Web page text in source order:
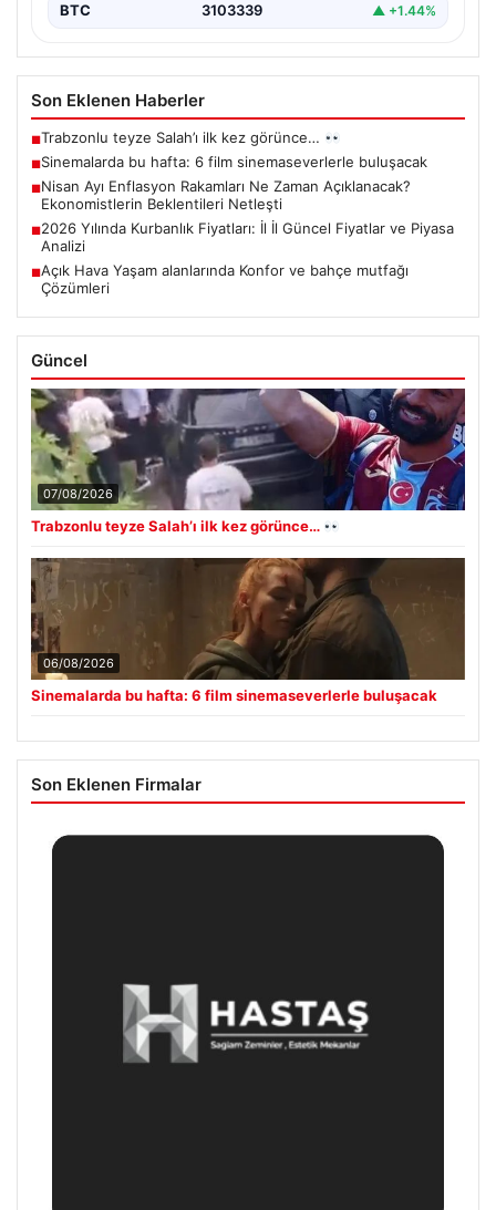
BTC 3103339 ▲ +1.44%
Son Eklenen Haberler
■Trabzonlu teyze Salah’ı ilk kez görünce…
■Sinemalarda bu hafta: 6 film sinemaseverlerle buluşacak
■Nisan Ayı Enflasyon Rakamları Ne Zaman Açıklanacak?
Ekonomistlerin Beklentileri Netleşti
■2026 Yılında Kurbanlık Fiyatları: İl İl Güncel Fiyatlar ve Piyasa
Analizi
■Açık Hava Yaşam alanlarında Konfor ve bahçe mutfağı
Çözümleri
Güncel
07/08/2026
Trabzonlu teyze Salah’ı ilk kez görünce…
06/08/2026
Sinemalarda bu hafta: 6 film sinemaseverlerle buluşacak
Son Eklenen Firmalar